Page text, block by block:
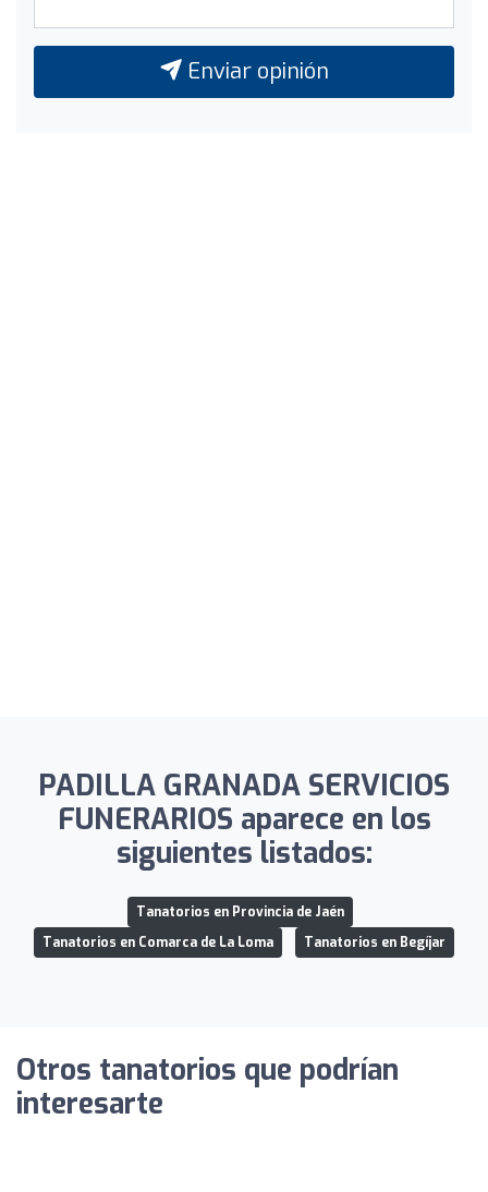
Enviar opinión
PADILLA GRANADA SERVICIOS
FUNERARIOS aparece en los
siguientes listados:
Tanatorios en Provincia de Jaén
Tanatorios en Comarca de La Loma
Tanatorios en Begíjar
Otros tanatorios que podrían
interesarte